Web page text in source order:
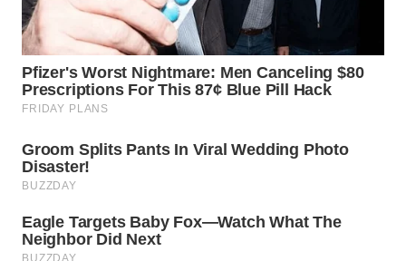
TAPANULI
WN
SAMOSIR
WN
PADANG
LAWAS
WN
SUMEDANG